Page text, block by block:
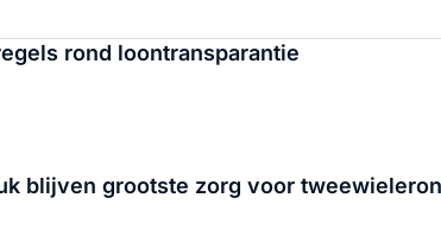
rond loontransparantie
blijven grootste zorg voor